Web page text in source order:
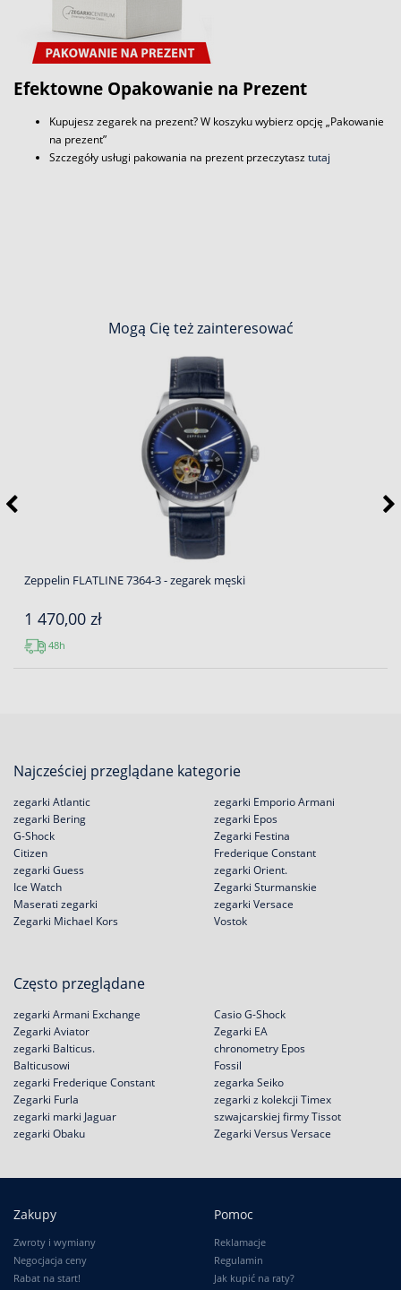
Efektowne Opakowanie na Prezent
Kupujesz zegarek na prezent? W koszyku wybierz opcję „Pakowanie
na prezent”
Szczegóły usługi pakowania na prezent przeczytasztutaj
Mogą Cię też zainteresować
Zeppelin FLATLINE 7364-3 - zegarek męski
1 470,00 zł
48h
Najcześciej przeglądane kategorie
zegarki Atlantic
zegarki Bering
G-Shock
Citizen
zegarki Emporio Armani
zegarki Epos
Zegarki Festina
Frederique Constant
zegarki Guess
Ice Watch
Maserati zegarki
Zegarki Michael Kors
zegarki Orient.
Zegarki Sturmanskie
zegarki Versace
Vostok
Często przeglądane
zegarki Armani Exchange
Zegarki Aviator
zegarki Balticus.
Balticusowi
Casio G-Shock
Zegarki EA
chronometry Epos
Fossil
zegarki Frederique Constant
Zegarki Furla
zegarki marki Jaguar
zegarki Obaku
zegarka Seiko
zegarki z kolekcji Timex
szwajcarskiej firmy Tissot
Zegarki Versus Versace
Zakupy
Zwroty i wymiany
Negocjacja ceny
Rabat na start!
Pomoc
Reklamacje
Regulamin
Jak kupić na raty?